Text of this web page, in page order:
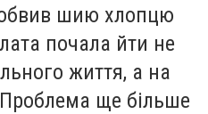
шию хлопцю
почала йти не
життя, а на
ще більше